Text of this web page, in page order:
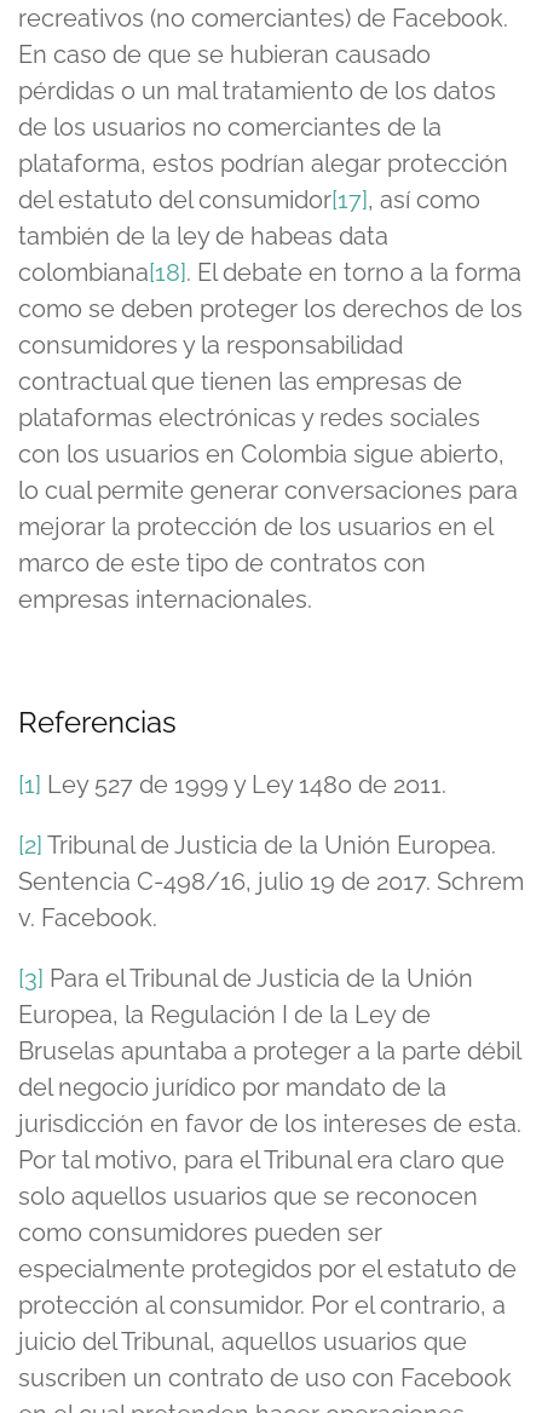
recreativos (no comerciantes) de Facebook.
En caso de que se hubieran causado
pérdidas o un mal tratamiento de los datos
de los usuarios no comerciantes de la
plataforma, estos podrían alegar protección
del estatuto del consumidor[17], así como
también de la ley de habeas data
colombiana[18]. El debate en torno a la forma
como se deben proteger los derechos de los
consumidores y la responsabilidad
contractual que tienen las empresas de
plataformas electrónicas y redes sociales
con los usuarios en Colombia sigue abierto,
lo cual permite generar conversaciones para
mejorar la protección de los usuarios en el
marco de este tipo de contratos con
empresas internacionales.
Referencias
[1] Ley 527 de 1999 y Ley 1480 de 2011.
[2] Tribunal de Justicia de la Unión Europea.
Sentencia C-498/16, julio 19 de 2017. Schrem
v. Facebook.
[3] Para el Tribunal de Justicia de la Unión
Europea, la Regulación I de la Ley de
Bruselas apuntaba a proteger a la parte débil
del negocio jurídico por mandato de la
jurisdicción en favor de los intereses de esta.
Por tal motivo, para el Tribunal era claro que
solo aquellos usuarios que se reconocen
como consumidores pueden ser
especialmente protegidos por el estatuto de
protección al consumidor. Por el contrario, a
juicio del Tribunal, aquellos usuarios que
suscriben un contrato de uso con Facebook